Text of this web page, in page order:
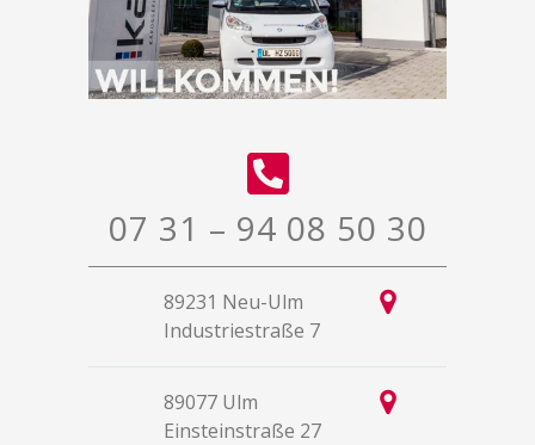
07 31 – 94 08 50 30
89231 Neu-Ulm
Industriestraße 7
89077 Ulm
Einsteinstraße 27